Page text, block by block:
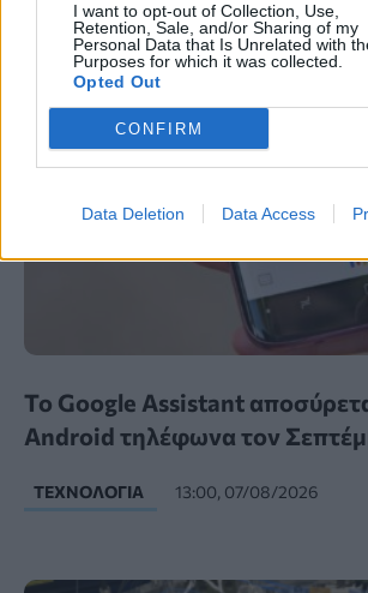
I want to opt-out of Collection, Use,
Retention, Sale, and/or Sharing of my
Personal Data that Is Unrelated with
Purposes for which it was collected.
Opted Out
CONFIRM
Data Deletion Data Access
Το Google Assistant
Android τηλέφωνα τον
ΤΕΧΝΟΛΟΓΊΑ 13:00, 07/08/2026